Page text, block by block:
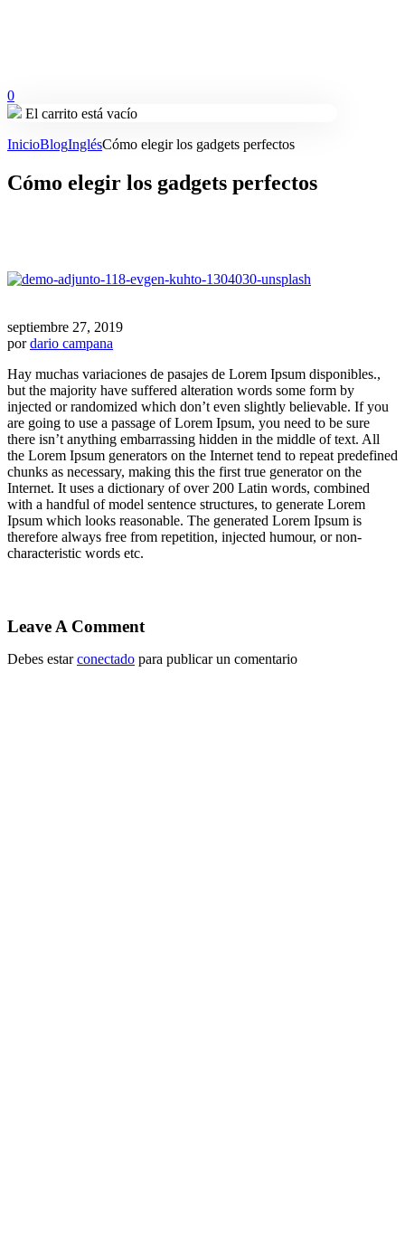
0
El carrito está vacío
InicioBlogInglésCómo elegir los gadgets perfectos
Cómo elegir los gadgets perfectos
septiembre 27, 2019
por dario campana
Hay muchas variaciones de pasajes de Lorem Ipsum disponibles.,
but the majority have suffered alteration words some form by
injected or randomized which don’t even slightly believable. If you
are going to use a passage of Lorem Ipsum, you need to be sure
there isn’t anything embarrassing hidden in the middle of text. All
the Lorem Ipsum generators on the Internet tend to repeat predefined
chunks as necessary, making this the first true generator on the
Internet. It uses a dictionary of over200 Latin words, combined
with a handful of model sentence structures, to generate Lorem
Ipsum which looks reasonable. The generated Lorem Ipsum is
therefore always free from repetition, injected humour, or non-
characteristic words etc.
Leave A Comment
Debes estarconectado para publicar un comentario